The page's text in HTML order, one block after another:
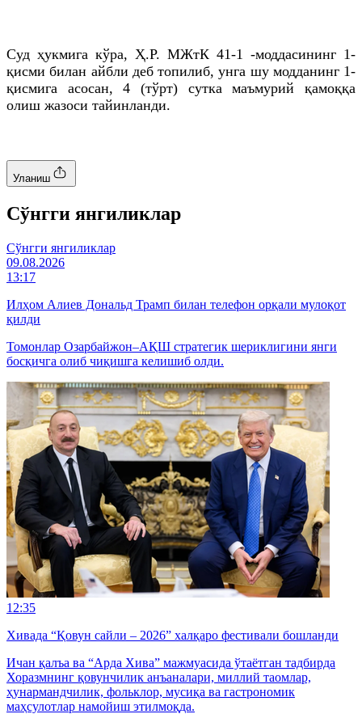
Суд ҳукмига кўра, Ҳ.Р. МЖтК 41-1 -моддасининг 1-
қисми билан айбли деб топилиб, унга шу модданинг 1-
қисмига асосан, 4 (тўрт) сутка маъмурий қамоққа
олиш жазоси тайинланди.
Уланиш
Cўнгги янгиликлар
Cўнгги янгиликлар
09.08.2026
13:17
Илҳом Алиев Дональд Трамп билан телефон орқали мулоқот
қилди
Томонлар Озарбайжон–АҚШ стратегик шериклигини янги
босқичга олиб чиқишга келишиб олди.
12:35
Хивада “Қовун сайли – 2026” халқаро фестивали бошланди
Ичан қалъа ва “Арда Хива” мажмуасида ўтаётган тадбирда
Хоразмнинг қовунчилик анъаналари, миллий таомлар,
ҳунармандчилик, фольклор, мусиқа ва гастрономик
маҳсулотлар намойиш этилмоқда.